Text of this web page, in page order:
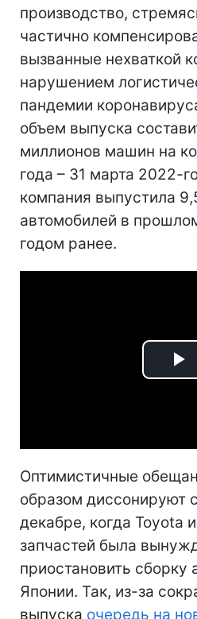
производство,
частично
вызванные нехваткой
нарушением
пандемии
объем выпуска
миллионов машин на
года – 31 марта 2022-
компания выпустила
автомобилей в
годом ранее.
Оптимистичные
образом диссонируют
декабре, когда Toyota
запчастей была
приостановить сборку
Японии. Так, из-за
выпуска очередь на